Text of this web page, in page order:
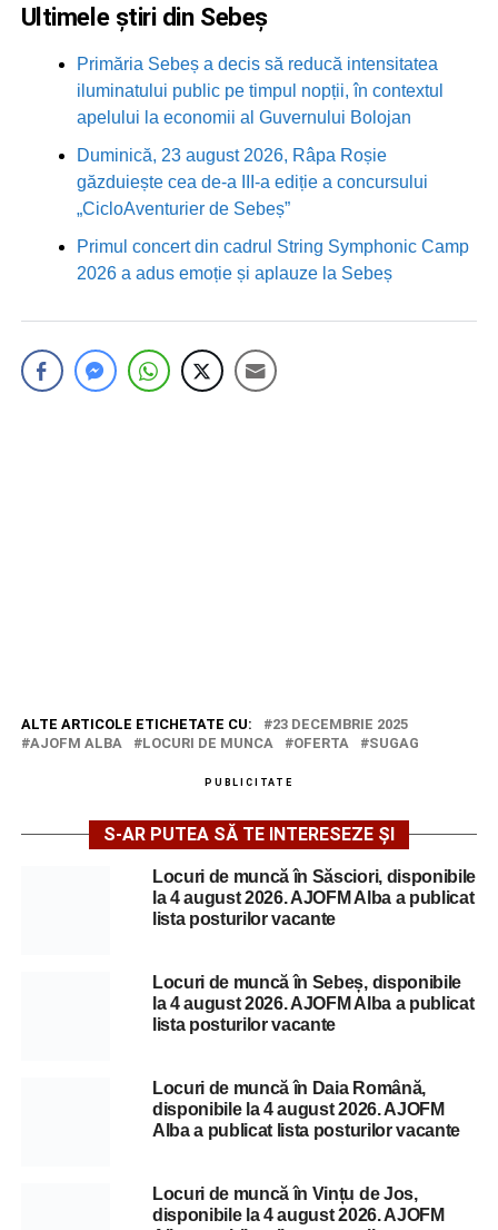
Ultimele știri din Sebeș
Primăria Sebeș a decis să reducă intensitatea
iluminatului public pe timpul nopții, în contextul
apelului la economii al Guvernului Bolojan
Duminică, 23 august 2026, Râpa Roșie
găzduiește cea de-a III-a ediție a concursului
„CicloAventurier de Sebeș”
Primul concert din cadrul String Symphonic Camp
2026 a adus emoție și aplauze la Sebeș
ALTE ARTICOLE ETICHETATE CU:
23 DECEMBRIE 2025
AJOFM ALBA
LOCURI DE MUNCA OFERTA SUGAG
PUBLICITATE
S-AR PUTEA SĂ TE INTERESEZE ȘI
Locuri de muncă în Săsciori, disponibile
la 4 august 2026. AJOFM Alba a publicat
lista posturilor vacante
Locuri de muncă în Sebeș, disponibile
la 4 august 2026. AJOFM Alba a publicat
lista posturilor vacante
Locuri de muncă în Daia Română,
disponibile la 4 august 2026. AJOFM
Alba a publicat lista posturilor vacante
Locuri de muncă în Vințu de Jos,
disponibile la 4 august 2026. AJOFM